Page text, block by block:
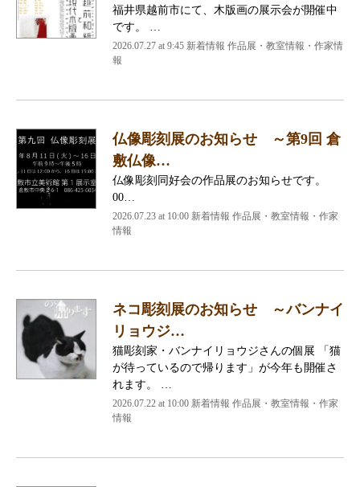
福井県越前市にて、木版画の展示会が開催中
です。 …
2026.07.27 at 9:45 新着情報 作品展・教室情報・作家情
報
仏像彫刻展のお知らせ ～第9回 倉
敷仏像…
仏像彫刻同好会の作品展のお知らせです。
00…
2026.07.23 at 10:00 新着情報 作品展・教室情報・作家
情報
ネコ彫刻展のお知らせ ～バンナイ
リョウジ…
猫彫刻家・バンナイリョウジさんの個展 「猫
が待っているので帰ります」が今年も開催さ
れます。 …
2026.07.22 at 10:00 新着情報 作品展・教室情報・作家
情報